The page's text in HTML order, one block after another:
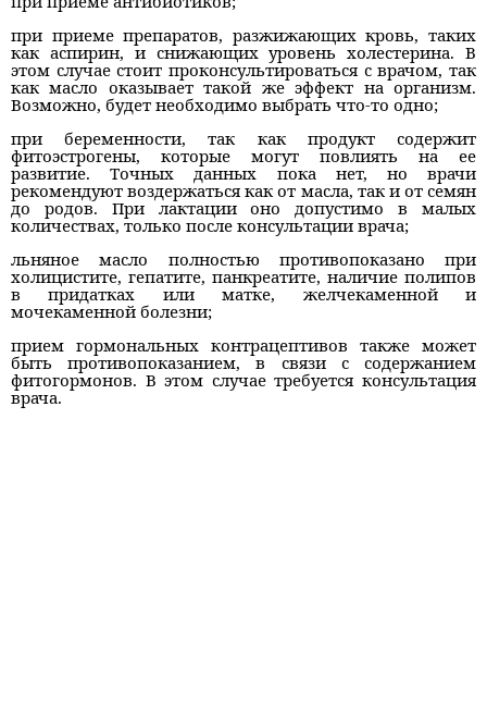
при приеме препаратов, разжижающих кровь, таких
как аспирин, и снижающих уровень холестерина. В
этом случае стоит проконсультироваться с врачом, так
как масло оказывает такой же эффект на организм.
Возможно, будет необходимо выбрать что-то одно;
при беременности, так как продукт содержит
фитоэстрогены, которые могут повлиять на ее
развитие. Точных данных пока нет, но врачи
рекомендуют воздержаться как от масла, так и от семян
до родов. При лактации оно допустимо в малых
количествах, только после консультации врача;
льняное масло полностью противопоказано при
холицистите, гепатите, панкреатите, наличие полипов
в придатках или матке, желчекаменной и
мочекаменной болезни;
прием гормональных контрацептивов также может
быть противопоказанием, в связи с содержанием
фитогормонов. В этом случае требуется консультация
врача.